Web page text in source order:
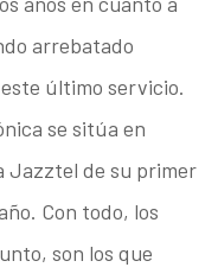
arrebatado
último servicio.
se sitúa en
Jazztel de su primer
Con todo, los
son los que